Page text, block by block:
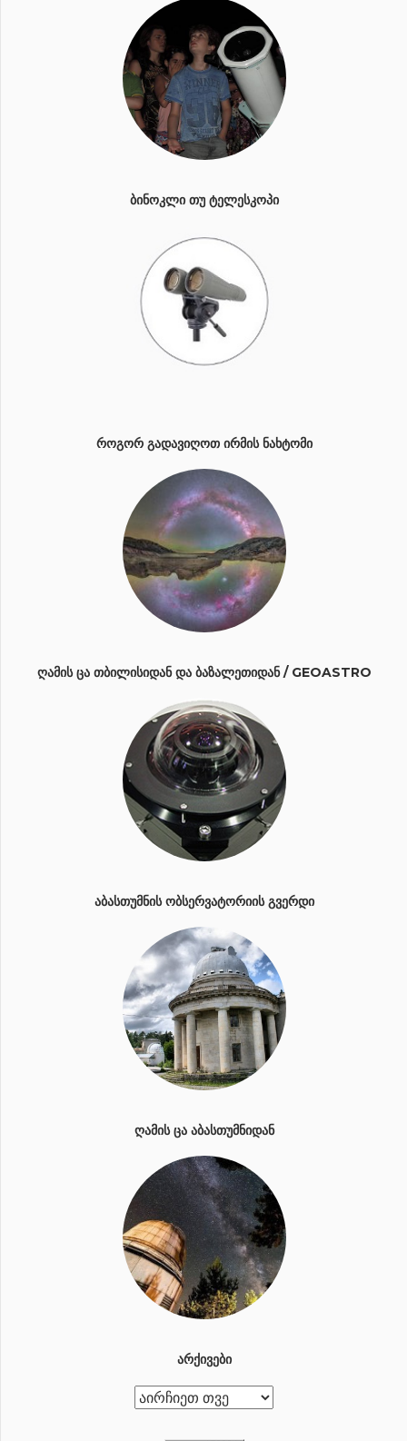
ᲑᲘᲜᲝᲙᲚᲘ ᲗᲣ ᲢᲔᲚᲔᲡᲙᲝᲞᲘ
ᲠᲝᲒᲝᲠ ᲒᲐᲓᲐᲕᲘᲦᲝᲗ ᲘᲠᲛᲘᲡ ᲜᲐᲮᲢᲝᲛᲘ
ᲦᲐᲛᲘᲡ ᲪᲐ ᲗᲑᲘᲚᲘᲡᲘᲓᲐᲜ ᲓᲐ ᲑᲐᲖᲐᲚᲔᲗᲘᲓᲐᲜ / GEOASTRO
ᲐᲑᲐᲡᲗᲣᲛᲜᲘᲡ ᲝᲑᲡᲔᲠᲕᲐᲢᲝᲠᲘᲘᲡ ᲒᲕᲔᲠᲓᲘ
ᲦᲐᲛᲘᲡ ᲪᲐ ᲐᲑᲐᲡᲗᲣᲛᲜᲘᲓᲐᲜ
ᲐᲠᲥᲘᲕᲔᲑᲘ
ა